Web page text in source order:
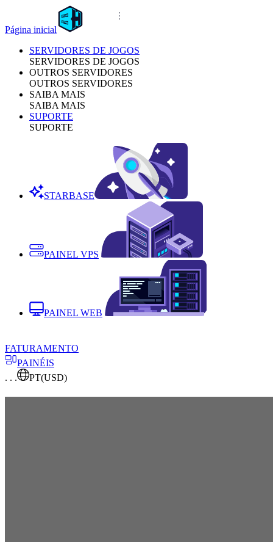
Página inicial
SERVIDORES DE JOGOS
SERVIDORES DE JOGOS
OUTROS SERVIDORES
OUTROS SERVIDORES
SAIBA MAIS
SAIBA MAIS
SUPORTE
SUPORTE
STARBASE
PAINEL VPS
PAINEL WEB
FATURAMENTO
PAINÉIS
. . .
PT(USD)